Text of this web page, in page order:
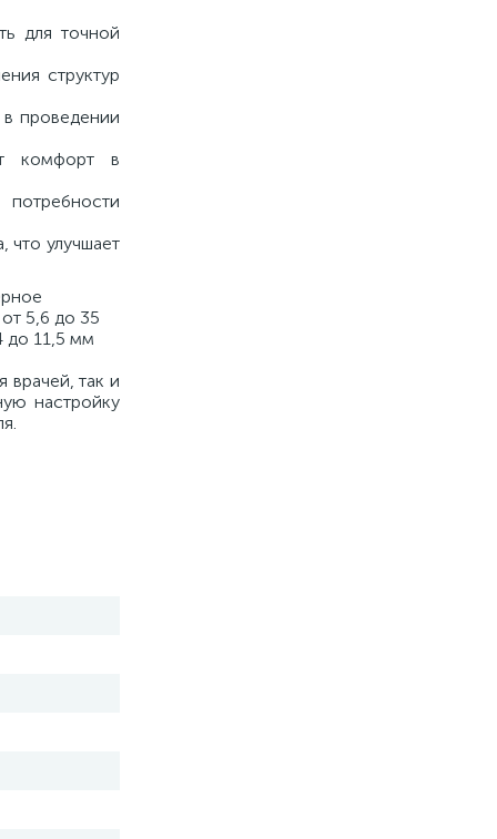
для точной
структур
проведении
комфорт в
что улучшает
5,6 до 35
до 11,5 мм
врачей, так и
настройку